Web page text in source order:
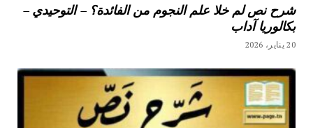
شرح نص لم خلا علم النجوم من الفائدة؟ – التوحيدي –
بكالوريا آداب
20 يناير، 2026